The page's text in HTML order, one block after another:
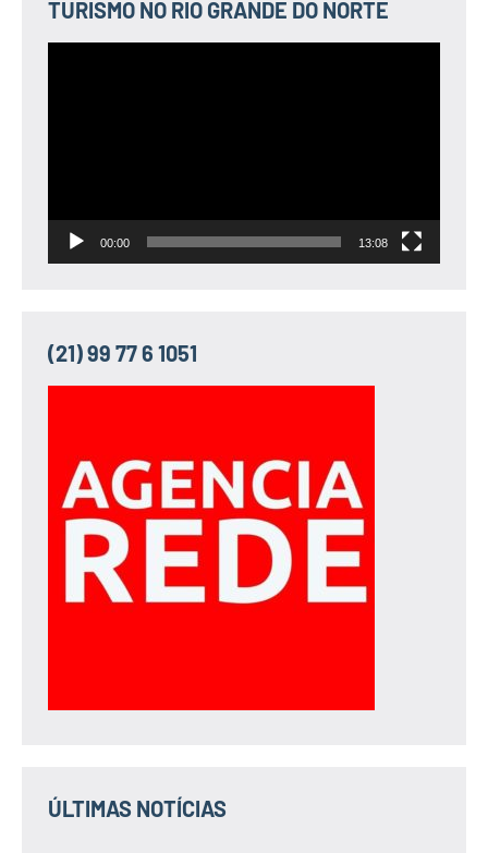
TURISMO NO RIO GRANDE DO NORTE
00:00 13:08
(21) 99 77 6 1051
ÚLTIMAS NOTÍCIAS